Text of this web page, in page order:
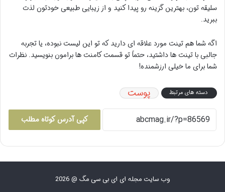
سلیقه تون، بهترین گزینه رو پیدا کنید و از زیبایی طبیعی خودتون لذت
ببرید.
اگه شما هم تینت مورد علاقه ای دارید که تو این لیست نبوده، یا تجربه
جالبی با تینت ها داشتید، حتماً تو قسمت کامنت ها برامون بنویسید. نظرات
شما برای ما خیلی ارزشمنده!
دسته های مرتبط پوست
کپی آدرس کوتاه مطلب
وب سایت مجله ای ای بی سی مگ @ 2026